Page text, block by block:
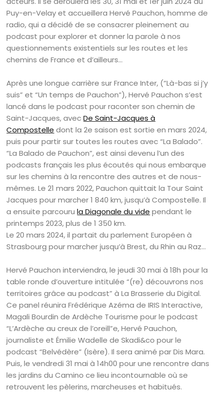
Puy-en-Velay et accueillera Hervé Pauchon, homme de
radio, qui a décidé de se consacrer pleinement au
podcast pour explorer et donner la parole à nos
questionnements existentiels sur les routes et les
chemins de France et d’ailleurs…
Après une longue carrière sur France Inter, (“Là-bas si j’y
suis” et “Un temps de Pauchon”), Hervé Pauchon s’est
lancé dans le podcast pour raconter son chemin de
Saint-Jacques, avecDe Saint-Jacques à
Compostelle dont la 2e saison est sortie en mars 2024,
puis pour partir sur toutes les routes avec “La Balado”.
“La Balado de Pauchon”, est ainsi devenu l’un des
podcasts français les plus écoutés qui nous embarque
sur les chemins à la rencontre des autres et de nous-
mêmes. Le 21 mars 2022, Pauchon quittait la Tour Saint
Jacques pour marcher 1 840 km, jusqu’à Compostelle. Il
a ensuite parcourula Diagonale du vide pendant le
printemps 2023, plus de 1 350 km.
Le 20 mars 2024, il partait du parlement Européen à
Strasbourg pour marcher jusqu’à Brest, du Rhin au Raz…
Hervé Pauchon interviendra, le jeudi 30 mai à 18h pour la
table ronde d’ouverture intitulée “(re) découvrons nos
territoires grâce au podcast” à La Brasserie du Digital.
Ce panel réunira Frédérique Azéma de IRIS Interactive,
Magali Bourdin de Ardèche Tourisme pour le podcast
“L’Ardèche au creux de l’oreill”e, Hervé Pauchon,
journaliste et Émilie Wadelle de Skadi&co pour le
podcast “Belvédère” (Isère). Il sera animé par Dis Mara.
Puis, le vendredi 31 mai à 14h00 pour une rencontre dans
les jardins du Camino ce lieu incontournable où se
retrouvent les pèlerins, marcheuses et habitués.